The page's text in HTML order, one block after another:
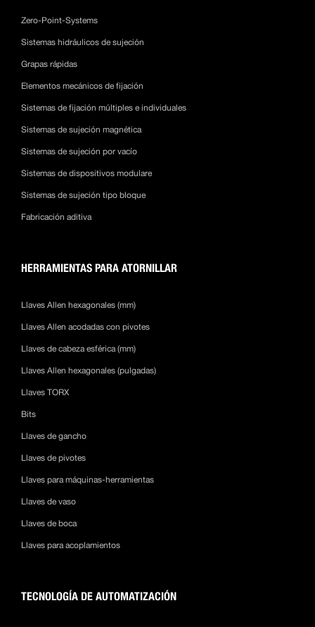
Zero-Point-Systems
Sistemas hidráulicos de sujeción
Grapas rápidas
Elementos mecánicos de fijación
Sistemas de fijación múltiples e individuales
Sistemas de sujeción magnética
Sistemas de sujeción por vacío
Sistemas de dispositivos modulare
Sistemas de sujeción tipo bloque
Fabricación aditiva
HERRAMIENTAS PARA ATORNILLAR
Llaves Allen hexagonales (mm)
Llaves Allen acodadas con pivotes
Llaves de cabeza esférica (mm)
Llaves Allen hexagonales (pulgadas)
Llaves TORX
Bits
Llaves de gancho
Llaves de pivotes
Llaves para máquinas-herramientas
Llaves de vaso
Llaves de boca
Llaves para acoplamientos
TECNOLOGÍA DE AUTOMATIZACIÓN